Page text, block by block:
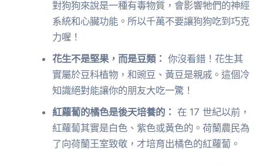
對狗狗來說是一種有毒物質，會影響牠們的神經
系統和心臟功能。所以千萬不要讓狗狗吃到巧克
力喔！
花生不是堅果，而是豆類： 你沒看錯！花生其
實屬於豆科植物，和豌豆、黃豆是親戚。這個冷
知識絕對能讓你的朋友大吃一驚！
紅蘿蔔的橘色是後天培養的： 在 17 世紀以前，
紅蘿蔔其實是白色、紫色或黃色的。荷蘭農民為
了向荷蘭王室致敬，才培育出橘色的紅蘿蔔。